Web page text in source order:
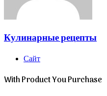
Кулинарные рецепты
Сайт
With Product You Purchase